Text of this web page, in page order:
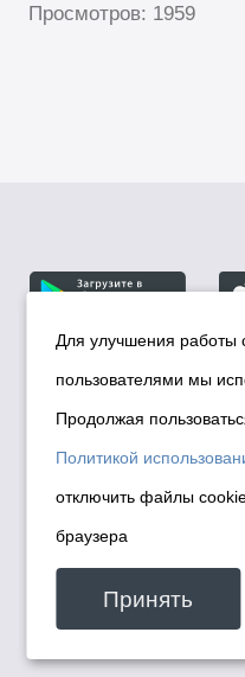
Просмотров: 1959
© Департамент
города Новосибирска,
Политика
Политика по
данных в
мэрии города
Техническая
malinchukvl@mail.ru
Для улучшения работы
пользователями мы
Продолжая
Политикой
отключить файлы
браузера
Принять